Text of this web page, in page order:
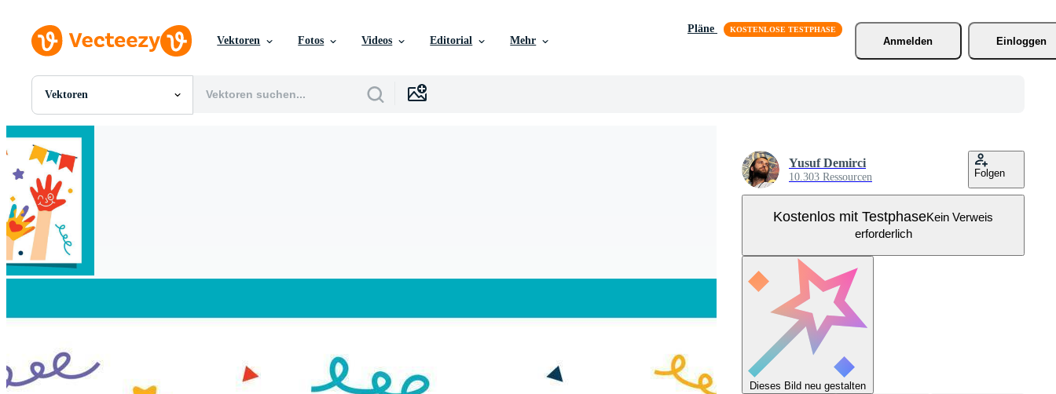
Vektoren Fotos Videos Editorial Mehr
Pläne
Anmelden
Einloggen
Vektoren
Alle Bilder
PSDs
Vorlagen
Videos
Motion Graphics
Redaktionelle Bilder
Redaktionelle Ereignisse
Yusuf Demirci
10.303 Ressourcen Folgen
Kostenlos mit TestphaseKein Verweis
erforderlich
Dieses Bild neu gestalten